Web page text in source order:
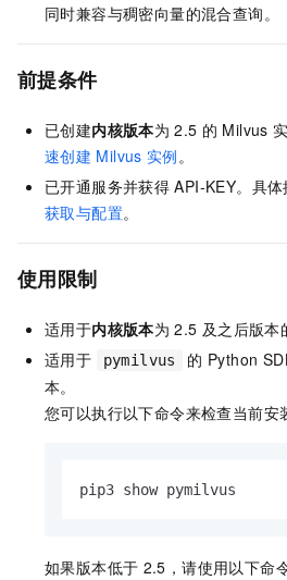
同时兼容与稠密向量的混合查询。
前提条件
已创建内核版本为 2.5 的 Milvus
速创建 Milvus 实例。
已开通服务并获得 API-KEY。 具
获取与配置。
使用限制
适用于内核版本为 2.5 及之后版本
适用于
pymilvus
的 Python
本。
您可以执行以下命令来检查当前安
pip3 show pymilvus
如果版本低于 2.5，请使用以下命